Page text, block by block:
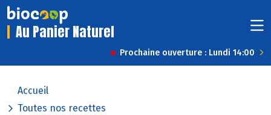
Au Panier Naturel
Prochaine ouverture : Lundi 14:00
Accueil
Toutes nos recettes